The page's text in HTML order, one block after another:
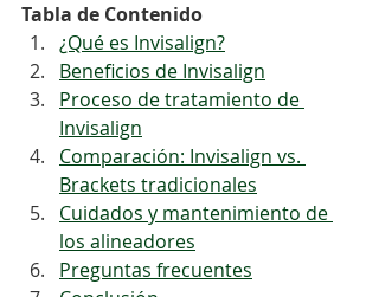
Tabla de Contenido
¿Qué es Invisalign?
Beneficios de Invisalign
Proceso de tratamiento de
Invisalign
Comparación: Invisalign vs.
Brackets tradicionales
Cuidados y mantenimiento de
los alineadores
Preguntas frecuentes